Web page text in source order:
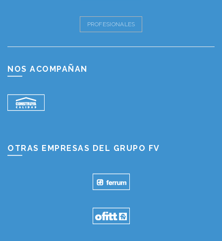
PROFESIONALES
NOS ACOMPAÑAN
OTRAS EMPRESAS DEL GRUPO FV